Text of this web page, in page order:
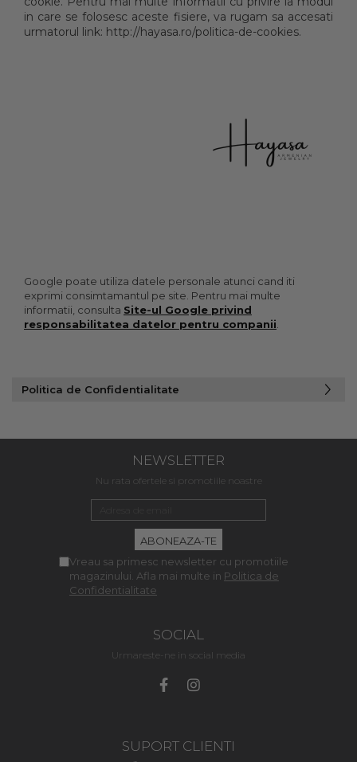
in care se folosesc aceste fisiere, va rugam sa accesati
urmatorul link: http://hayasa.ro/politica-de-cookies.
Google poate utiliza datele personale atunci cand iti
exprimi consimtamantul pe site. Pentru mai multe
informatii, consulta Site-ul Google privind
responsabilitatea datelor pentru companii
Politica de Confidentialitate
NEWSLETTER
Nu rata ofertele si promotiile noastre
Vreau sa primesc newsletter cu promotiile
magazinului. Afla mai multe in Politica de
Confidentialitate
SOCIAL
Urmareste-ne in social media
SUPORT CLIENTI